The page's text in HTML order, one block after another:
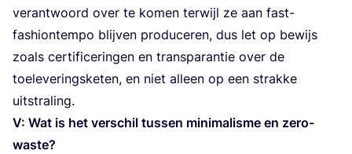
ver­ant­woord over te komen ter­wijl ze aan fast-
fas­hi­on­tem­po blij­ven pro­du­ce­ren, dus let op bewijs
zoals cer­ti­fi­ce­rin­gen en trans­pa­ran­tie over de
toe­le­ve­rings­ke­ten, en niet alleen op een strak­ke
uitstraling.
V: Wat is het ver­schil tus­sen mini­ma­lis­me en zero-
waste?